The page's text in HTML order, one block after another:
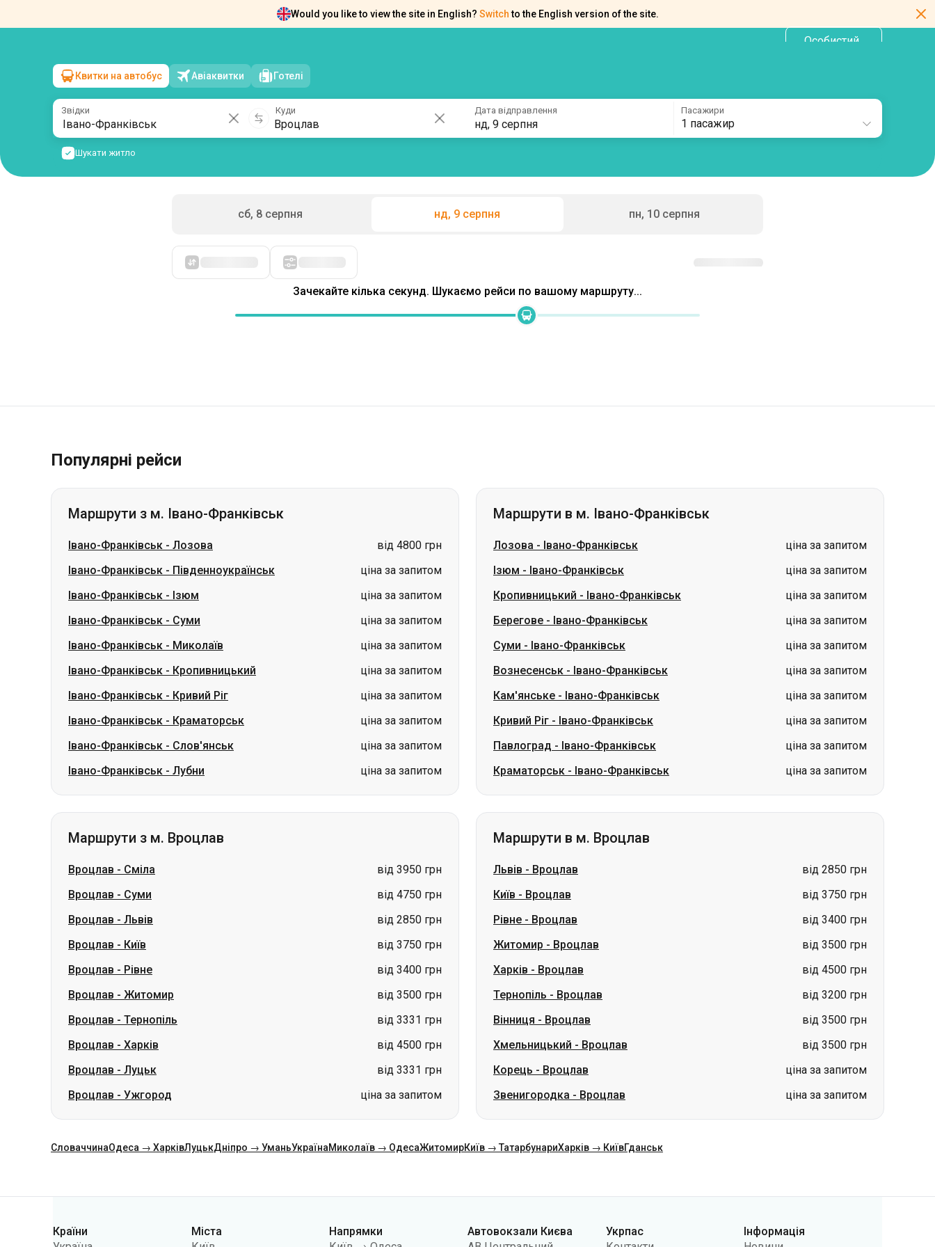
Would you like to view the site in English? Switch to the English version of the site.
Особистий
Івано-Франківськ→ Вроцлав
нд, 9 серпня/1 пасажир
Квитки на автобус Авіаквитки Готелі
Звідки Куди Дата відправлення
нд, 9 серпня
Пасажири
1 пасажир
Шукати житло
сб, 8 серпня нд, 9 серпня пн, 10 серпня
Спочатку дешеві
Івано-Франківськ
Івано-Франківськ-Ізюм
Івано-Франківськ-Суми
ціна за запитом
Івано-Франківськ-Миколаїв
ціна за запитом
Івано-Франківськ-Кропивницький
ціна за запитом
Івано-Франківськ-Кривий Ріг
ціна за запитом
Івано-Франківськ-Краматорськ
ціна за запитом
Івано-Франківськ-Слов'янськ
ціна за запитом
Івано-Франківськ-Лубни ціна за запитом
Кропивницький -Івано-Франківськ
Берегове-Івано-Франківськ
ціна за запитом
Суми-Івано-Франківськ
ціна за запитом
Вознесенськ-Івано-Франківськ
ціна за запитом
Кам'янське-Івано-Франківськ
ціна за запитом
Кривий Ріг-Івано-Франківськ
ціна за запитом
Павлоград-Івано-Франківськ
ціна за запитом
Краматорськ-Івано-Франківськ ціна за запитом
Маршрути з м. Вроцлав
Вроцлав-Сміла
від 3950 грн
Вроцлав- Львів
Вроцлав-Київ
від 3750 грн
Вроцлав-Рівне
від 3400 грн
Вроцлав-Житомир
від 3500 грн
Вроцлав-Тернопіль
від 3331 грн
Вроцлав-Харків
від 4500 грн
Вроцлав-Луцьк
від 3331 грн
Вроцлав-Ужгород ціна за запитом
Маршрути в м. Вроцлав
Львів-Вроцлав
від 2850 грн
Рівне-Вроцлав
Житомир-Вроцлав
від 3500 грн
Харків-Вроцлав
від 4500 грн
Тернопіль-Вроцлав
від 3200 грн
Вінниця-Вроцлав
від 3500 грн
Хмельницький-Вроцлав
від 3500 грн
Корець-Вроцлав
ціна за запитом
Звенигородка-Вроцлав ціна за запитом
СловаччинаОдеса → Харків Миколаїв → ОдесаЖитомир Київ → ТатарбунариХарків → Київ
Категорії
Німеччина
Чехія
Дніпро
Львів
Варшава → Дніпро
Дніпро → Одеса
АС Південна
АС Дарниця
Політики
конфіденційності
Повернення квитків
Карта сайту